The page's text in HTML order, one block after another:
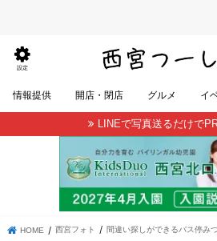
設定
情報提供 開店・閉店 グルメ イ
LINEで写真送るだけで
HOME 西宮フォト 間違い探しができるバス停み